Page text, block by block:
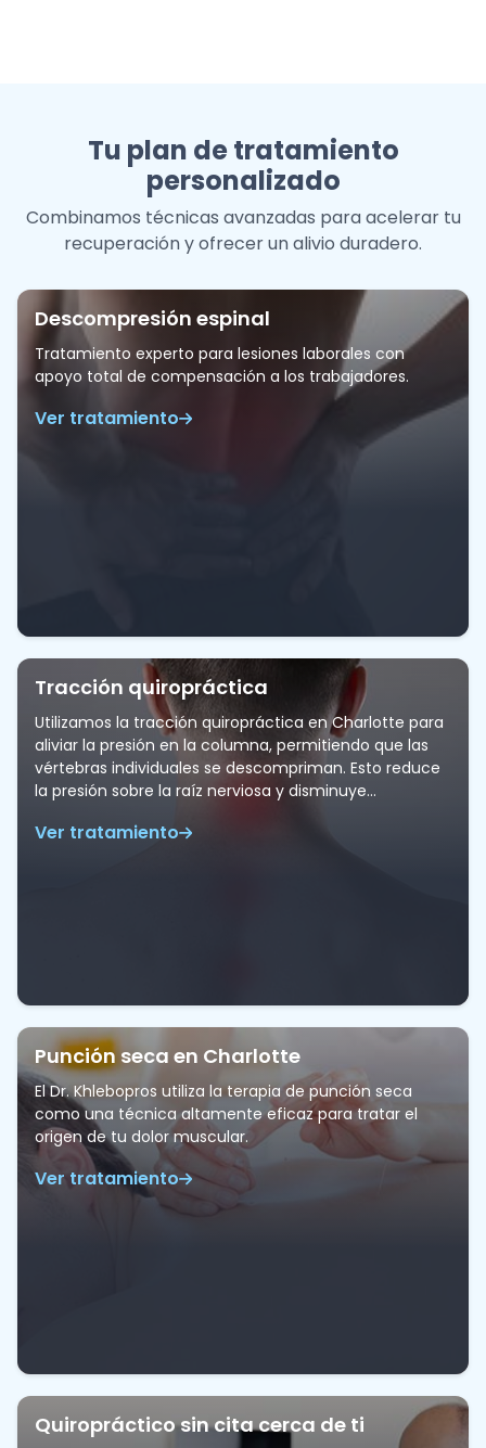
Tu plan de tratamiento
personalizado
Combinamos técnicas avanzadas para acelerar tu
recuperación y ofrecer un alivio duradero.
Descompresión espinal
Tratamiento experto para lesiones laborales con
apoyo total de compensación a los trabajadores.
Ver tratamiento
Tracción quiropráctica
Utilizamos la tracción quiropráctica en Charlotte para
aliviar la presión en la columna, permitiendo que las
vértebras individuales se descompriman. Esto reduce
la presión sobre la raíz nerviosa y disminuye…
Ver tratamiento
Punción seca en Charlotte
El Dr. Khlebopros utiliza la terapia de punción seca
como una técnica altamente eficaz para tratar el
origen de tu dolor muscular.
Ver tratamiento
Quiropráctico sin cita cerca de ti